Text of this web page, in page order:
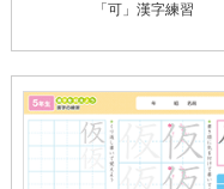
「可」漢字練習